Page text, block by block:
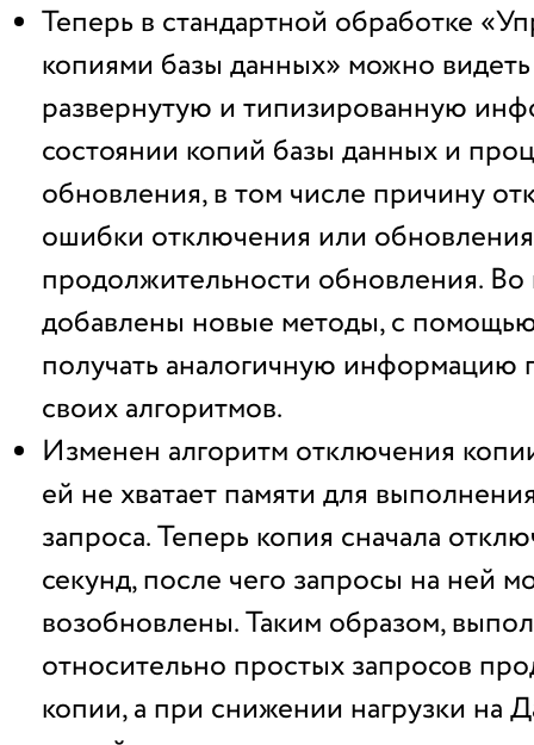
Теперь в стандартной обработке
копиями базы данных» можно
развернутую и типизированную
состоянии копий базы данных и
обновления, в том числе причину
ошибки отключения или
продолжительности обновления.
добавлены новые методы, с
получать аналогичную информацию
своих алгоритмов.
Изменен алгоритм отключения
ей не хватает памяти для
запроса. Теперь копия сначала
секунд, после чего запросы на ней
возобновлены. Таким образом,
относительно простых запросов
копии, а при снижении нагрузки на